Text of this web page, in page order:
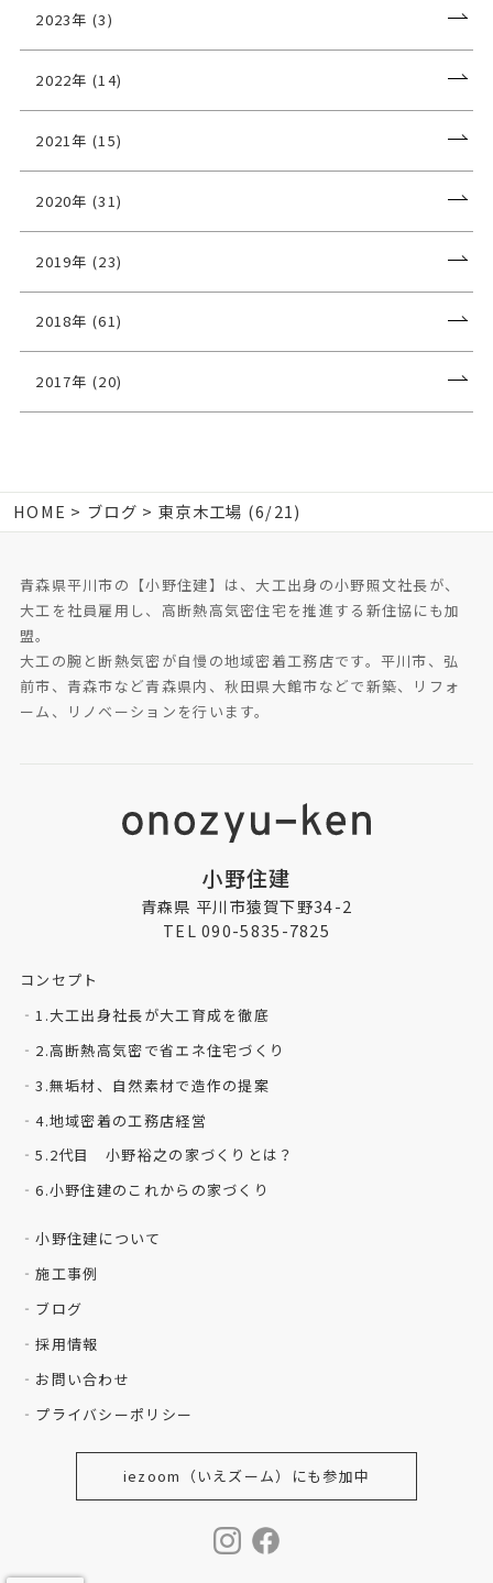
2023年 (3)
2022年 (14)
2021年 (15)
2020年 (31)
2019年 (23)
2018年 (61)
2017年 (20)
HOME ブログ 東京木工場 (6/21)
青森県平川市の【小野住建】は、大工出身の小野照文社長が、
大工を社員雇用し、高断熱高気密住宅を推進する新住協にも加
盟。
大工の腕と断熱気密が自慢の地域密着工務店です。平川市、弘
前市、青森市など青森県内、秋田県大館市などで新築、リフォ
ーム、リノベーションを行います。
小野住建
青森県 平川市猿賀下野34-2
TEL 090-5835-7825
コンセプト
1.大工出身社長が大工育成を徹底
2.高断熱高気密で省エネ住宅づくり
3.無垢材、自然素材で造作の提案
4.地域密着の工務店経営
5.2代目 小野裕之の家づくりとは？
6.小野住建のこれからの家づくり
小野住建について
施工事例
ブログ
採用情報
お問い合わせ
プライバシーポリシー
iezoom（いえズーム）にも参加中